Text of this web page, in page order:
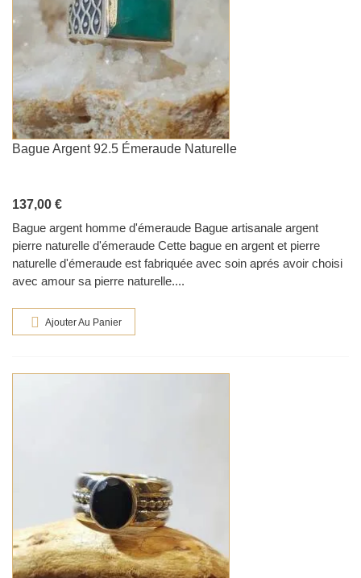
Bague Argent 92.5 Émeraude Naturelle
137,00 €
Bague argent homme d'émeraude Bague artisanale argent
pierre naturelle d'émeraude Cette bague en argent et pierre
naturelle d'émeraude est fabriquée avec soin aprés avoir choisi
avec amour sa pierre naturelle....
Ajouter Au Panier